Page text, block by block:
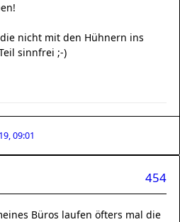
nicht mit den Hühnern ins
sinnfrei ;-)
09:01
454
Büros laufen öfters mal die